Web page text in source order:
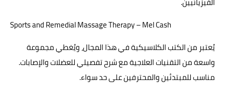
Sports and Remedial Massage Therapy – Mel Cash
يُعتبر من الكتب الكلاسيكية في هذا المجال، ويُغطي مجموعة
واسعة من التقنيات العلاجية مع شرح تفصيلي للعضلات والإصابات.
مناسب للمبتدئين والمحترفين على حد سواء.